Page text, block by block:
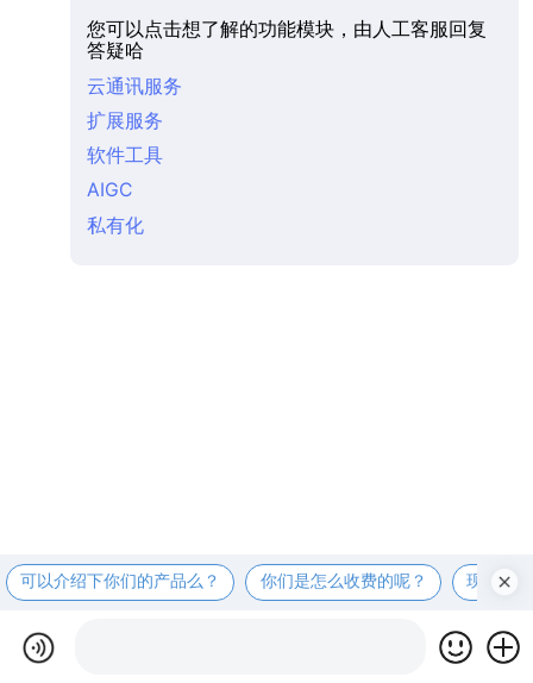
您可以点击想了解的功能模块，由人工客服回复
答疑哈
云通讯服务
扩展服务
软件工具
AIGC
私有化
可以介绍下你们的产品么？ 你们是怎么收费的呢？ 现在有